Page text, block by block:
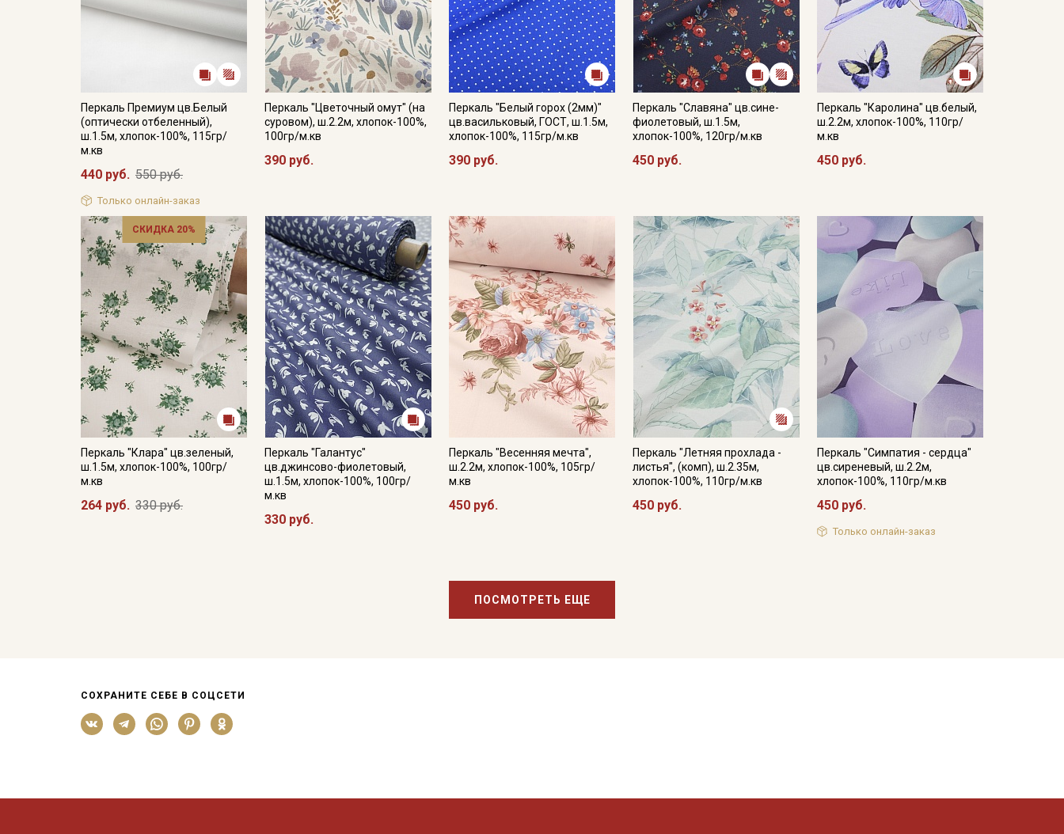
Перкаль Премиум цв.Белый
(оптически отбеленный),
ш.1.5м, хлопок-100%, 115гр/
м.кв
440 руб. 550 руб.
Только онлайн-заказ
Перкаль "Цветочный омут" (на
суровом), ш.2.2м, хлопок-100%,
100гр/м.кв
390 руб.
Перкаль "Белый горох (2мм)"
цв.васильковый, ГОСТ, ш.1.5м,
хлопок-100%, 115гр/м.кв
390 руб.
Перкаль "Славяна" цв.сине-
фиолетовый, ш.1.5м,
хлопок-100%, 120гр/м.кв
450 руб.
Перкаль "Каролина" цв.белый,
ш.2.2м, хлопок-100%, 110гр/
м.кв
450 руб.
СКИДКА 20%
Перкаль "Клара" цв.зеленый,
ш.1.5м, хлопок-100%, 100гр/
м.кв
264 руб. 330 руб.
Перкаль "Галантус"
цв.джинсово-фиолетовый,
ш.1.5м, хлопок-100%, 100гр/
м.кв
330 руб.
Перкаль "Весенняя мечта",
ш.2.2м, хлопок-100%, 105гр/
м.кв
450 руб.
Перкаль "Летняя прохлада -
листья", (комп), ш.2.35м,
хлопок-100%, 110гр/м.кв
450 руб.
Перкаль "Симпатия - сердца"
цв.сиреневый, ш.2.2м,
хлопок-100%, 110гр/м.кв
450 руб.
Только онлайн-заказ
ПОСМОТРЕТЬ ЕЩЕ
СОХРАНИТЕ СЕБЕ В СОЦСЕТИ